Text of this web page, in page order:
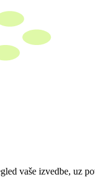
vaše izvedbe, uz